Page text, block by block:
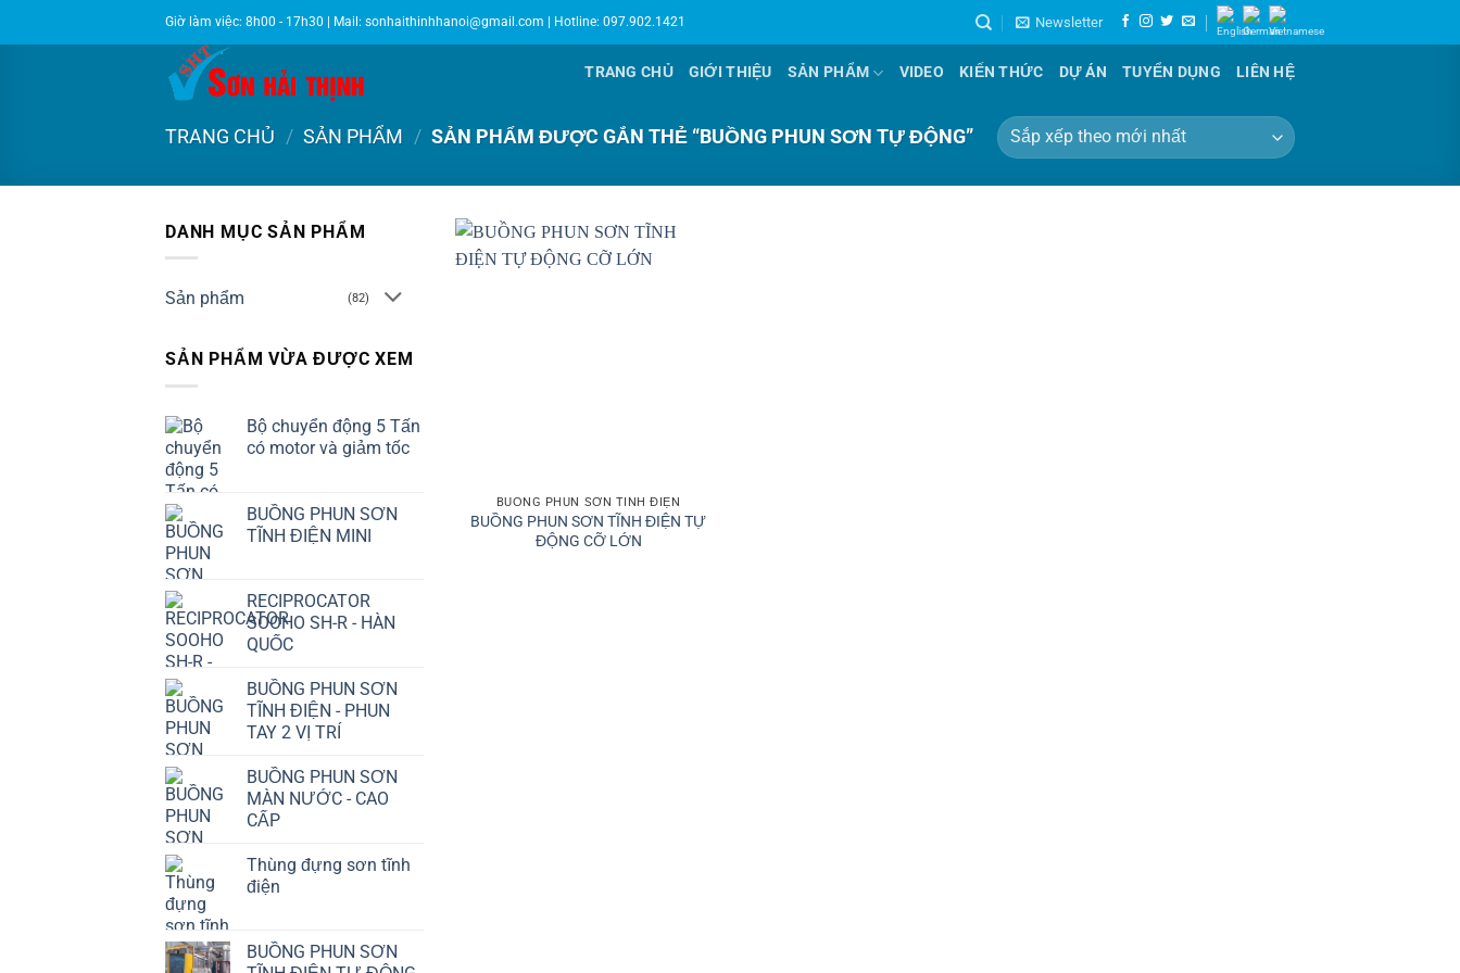
qua
Giờ làm việc: 8h00 - 17h30 | Mail: sonhaithinhhanoi@gmail.com | Hotline: 097.902.1421 Newsletter
TRANG CHỦ GIỚI THIỆU SẢN PHẨM VIDEO KIẾN THỨC DỰ ÁN TUYỂN DỤNG LIÊN HỆ
TRANG CHỦ / SẢN PHẨM / SẢN PHẨM ĐƯỢC GẮN THẺ “BUỒNG PHUN SƠN TỰ ĐỘNG”
DANH MỤC SẢN PHẨM
Sản phẩm (82)
SẢN PHẨM VỪA ĐƯỢC XEM
Bộ chuyển động 5 Tấn
có motor và giảm tốc
BUỒNG PHUN SƠN
TĨNH ĐIỆN MINI
RECIPROCATOR
SOOHO SH-R - HÀN
QUỐC
BUỒNG PHUN SƠN
TĨNH ĐIỆN - PHUN
TAY 2 VỊ TRÍ
BUỒNG PHUN SƠN
MÀN NƯỚC - CAO
CẤP
Thùng đựng sơn tĩnh
điện
BUỒNG PHUN SƠN
BUỒNG PHUN SƠN TĨNH ĐIỆN
BUỒNG PHUN SƠN TĨNH ĐIỆN TỰ
ĐỘNG CỠ LỚN